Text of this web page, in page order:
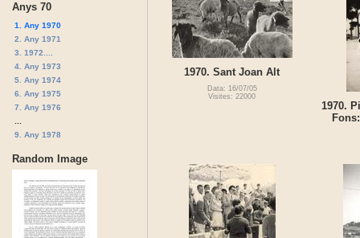
Anys 70
1. Any 1970
2. Any 1971
3. 1972....
4. Any 1973
5. Any 1974
6. Any 1975
7. Any 1976
9. Any 1978
Random Image
1970. Sant Joan Alt
Data: 16/07/05
Visites: 22000
1970.